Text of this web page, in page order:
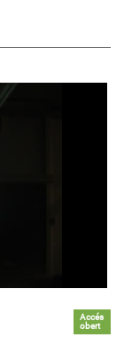
Accés
obert